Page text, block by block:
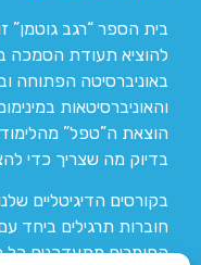
בית הספר “רגב גוטמן”
להוציא תעודת הסמכה
באוניברסיטה הפתוחה
והאוניברסיטאות
הוצאת ה”טפל”
בדיוק מה שצריך כדי
בקורסים הדיגיטליים
חוברות תרגילים ביחד
החומרים מתעדכנים